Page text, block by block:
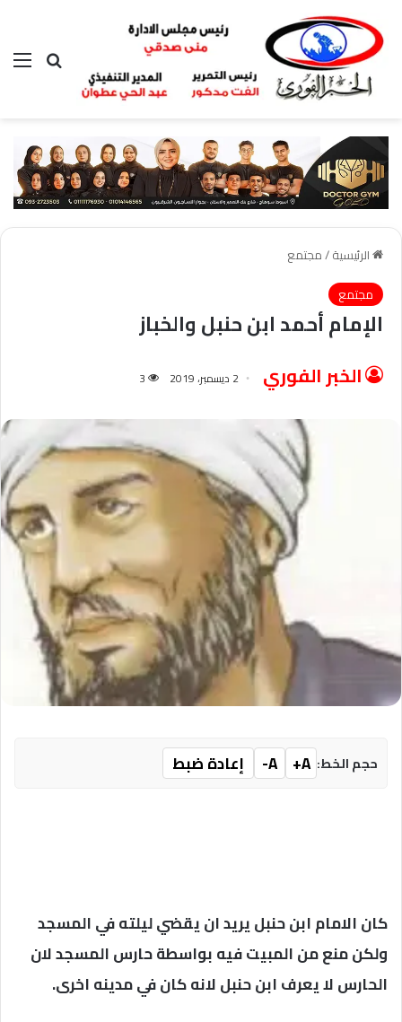
بحث عن
الرئيسية/مجتمع
مجتمع
الإمام أحمد ابن حنبل والخباز
الخبر الفوري 2 ديسمبر، 2019 3
حجم الخط: A+
A- إعادة ضبط
كان الامام ابن حنبل يريد ان يقضي ليلته في المسجد
ولكن منع من المبيت فيه بواسطة حارس المسجد لان
الحارس لا يعرف ابن حنبل لانه كان في مدينه اخرى.